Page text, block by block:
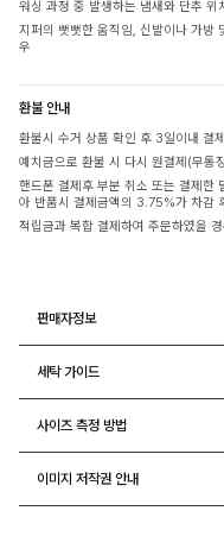
워싱 과정 중 발생하는 냄새와 단추
지퍼의 뻣뻣한 움직임, 신발이나 가방
우
환불 안내
환불시 수거 상품 확인 후 3일이내 결
예치금으로 환불 시 다시 원결제(무통
핸드폰 결제후 부분 취소 또는 결제한
아 반품시 결제금액의 3.75%가 차감
적립금과 복합 결제하여 주문하였을
판매자정보
세탁 가이드
사이즈 측정 방법
이미지 저작권 안내